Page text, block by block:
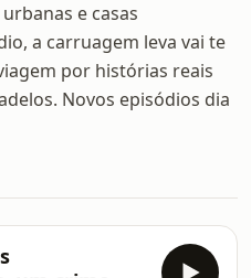
e casas
a carruagem leva vai te
por histórias reais
Novos episódios dia